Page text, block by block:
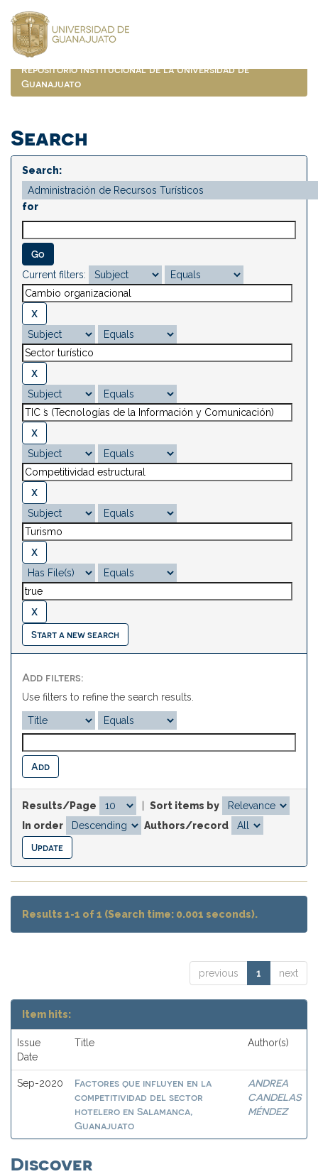
navigation
Repositorio Institucional de la Universidad de
Guanajuato
Search
Search:
for
Current filters:
Start a new search
Add filters:
Use filters to refine the search results.
Results/Page
Sort items by
In order
Authors/record
Results 1-1 of 1 (Search time: 0.001 seconds).
previous 1 next
Item hits:
Issue
Date
Title Author(s)
Sep-2020
Factores que influyen en la
competitividad del sector
hotelero en Salamanca,
Guanajuato
ANDREA
CANDELAS
MÉNDEZ
Discover